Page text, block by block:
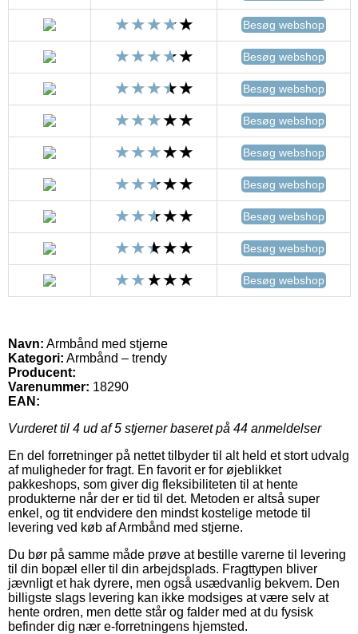
Besøg webshop
Besøg webshop
Besøg webshop
Besøg webshop
Besøg webshop
Besøg webshop
Besøg webshop
Besøg webshop
Besøg webshop
Navn: Armbånd med stjerne
Kategori: Armbånd – trendy
Producent:
Varenummer: 18290
EAN:
Vurderet til 4 ud af 5 stjerner baseret på 44 anmeldelser
En del forretninger på nettet tilbyder til alt held et stort udvalg
af muligheder for fragt. En favorit er for øjeblikket
pakkeshops, som giver dig fleksibiliteten til at hente
produkterne når der er tid til det. Metoden er altså super
enkel, og tit endvidere den mindst kostelige metode til
levering ved køb af Armbånd med stjerne.
Du bør på samme måde prøve at bestille varerne til levering
til din bopæl eller til din arbejdsplads. Fragttypen bliver
jævnligt et hak dyrere, men også usædvanlig bekvem. Den
billigste slags levering kan ikke modsiges at være selv at
hente ordren, men dette står og falder med at du fysisk
befinder dig nær e-forretningens hjemsted.